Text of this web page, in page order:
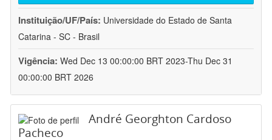
Instituição/UF/País: Universidade do Estado de Santa
Catarina - SC - Brasil
Vigência: Wed Dec 13 00:00:00 BRT 2023-Thu Dec 31
00:00:00 BRT 2026
André Georghton Cardoso
Pacheco